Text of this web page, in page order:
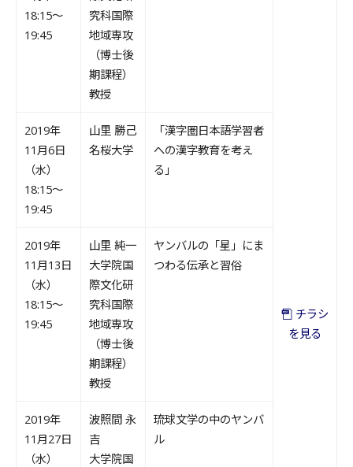
18:15～
19:45
究科国際
地域専攻
（博士後
期課程）
教授
チラシ
を見る
2019年
11月6日
（水）
18:15～
19:45
山里 勝己
名桜大学
「漢字圏日本語学習者
への漢字教育を考え
る」
2019年
11月13日
（水）
18:15～
19:45
山里 純一
大学院国
際文化研
究科国際
地域専攻
（博士後
期課程）
教授
ヤンバルの「星」にま
つわる伝承と習俗
2019年
11月27日
（水）
波照間 永
吉
大学院国
琉球文学の中のヤンバ
ル